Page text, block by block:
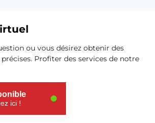
ou vous désirez obtenir des
Profiter des services de notre
ici !